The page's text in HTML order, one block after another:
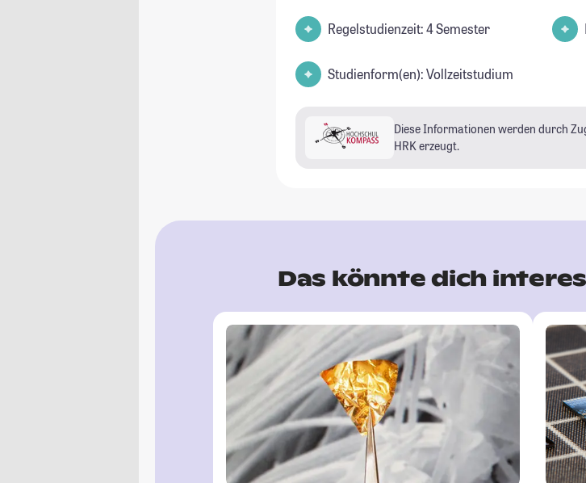
Regelstudienzeit: 4 Semester
Studienform(en): Vollzeitstudium
Diese Informationen werden durch
HRK erzeugt.
Das könnte dich